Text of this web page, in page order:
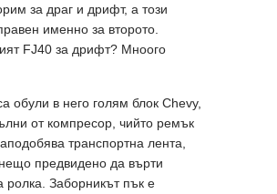
за драг и дрифт, а този
именно за второто.
FJ40 за дрифт? Мноого
обули в него голям блок Chevy,
от компресор, чийто ремък
транспортна лента,
предвидено да върти
ролка. Заборникът пък е